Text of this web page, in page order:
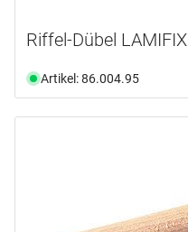
Riffel-Dübel LAMIFIX
Artikel: 86.004.95